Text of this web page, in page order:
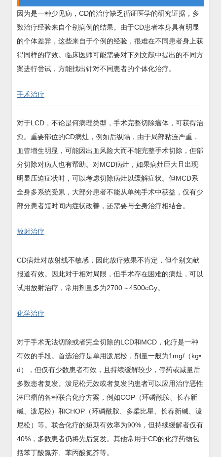
因为是一种少见病，CD的治疗缺乏循证医学的研究证据，多
数治疗经验来自个别病例的结果。由于CD患者本身具有明显
的个体差异，这些来自于个例的经验，很难在不同患者身上获
得同样的疗效。临床医师可能需要对下列文献中提出的不同方
案进行尝试，方能找出针对不同患者的个体化治疗。
手术治疗
对于LCD，不论是何病理类型，手术完整切除瘤体，可获得治
愈。重要部位的CD病灶，例如后纵隔，由于局部粘连严重，
血管增生明显，可能因出血风险大而不能完整手术切除，但部
分切除对病人也有帮助。对MCD病灶，如果病灶巨大且出现
明显压迫症状时，可以考虑切除病灶以缓解症状。但MCD系
全身多系统受累，大部分患者不能从单纯手术中获益，仅有少
部分患者短时间内症状改善，还需要与全身治疗相结合。
放射治疗
CD病灶对放射线不敏感，因此放疗效果不肯定，但个别文献
报道有效。因此对于相对局限，但手术存在困难的病灶，可以
试用放射治疗，常用剂量多为2700～4500cGy。
化学治疗
对于手术无法切除或者完全切除的LCD和MCD，化疗是一种
有效的手段。首选治疗是单用泼尼松，剂量一般为1mg/（kg•
d），但仅有少数患者有效，且持续缓解较少，停药或减量后
多数患者复发。泼尼松无效或者复发的患者可以应用治疗恶性
淋巴瘤的各种联合化疗方案，例如COP（环磷酰胺、长春新
碱、泼尼松）和CHOP（环磷酰胺、多柔比星、长春新碱、泼
尼松）等。联合化疗的短期有效率为90%，但持续缓解者仅有
40%，多数患者仍将先后复发。其他常用于CD的化疗药物包
括苯丁酸氮芥、苯丙酸氮芥等。